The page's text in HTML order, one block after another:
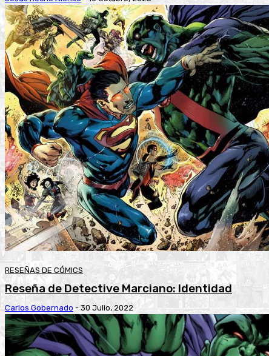
RESEÑAS DE CÓMICS
Reseña de Detective Marciano: Identidad
Carlos Gobernado - 30 Julio, 2022